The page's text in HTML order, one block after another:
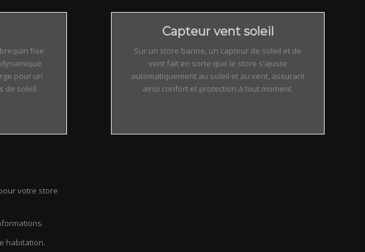
fixe
pour un
de soleil
Capteur vent soleil
Sur un store banne, un capteur de soleil et de
vent fait en sorte que le store s’ajuste
automatiquement au soleil et au vent, assurant
ainsi confort et protection à tout moment.
votre store
habitation.